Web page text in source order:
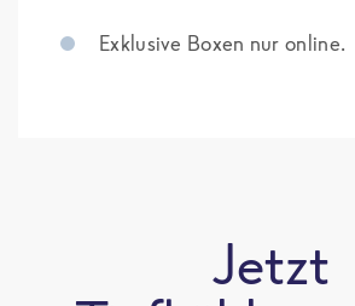
Exklusive Boxen nur online.
Jetzt